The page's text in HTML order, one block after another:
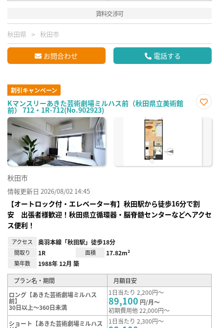
賃料交渉可
秋田県 秋田市
お問合わせ 電話する
割引キャンペーン
Kマンスリーあきた芸術劇場ミルハス前（秋田県立美術館
前） 712・1R-712(No.902923)
に入
秋田市
情報更新日 2026/08/02 14:45
【オートロック付・エレベーター有】秋田駅から徒歩16分で割
安 出張者様歓迎！秋田県立循環器・脳脊髄センターなどへアクセ
ス便利！
アクセス 奥羽本線「秋田駅」徒歩18分
間取り 1R 面積 17.82m²
築年数 1988年 12月 築
プラン名・期間
月額目安
ロング【あきた芸術劇場ミルハス
前】
30日以上～360日未満
1日当たり 2,200円～
89,100 円/月～
初期費用他 22,000円～
ショート【あきた芸術劇場ミルハス
1日当たり 2,300円～